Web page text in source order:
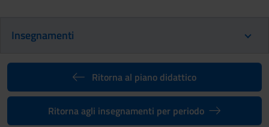
Insegnamenti
Ritorna al piano didattico
Ritorna agli insegnamenti per periodo